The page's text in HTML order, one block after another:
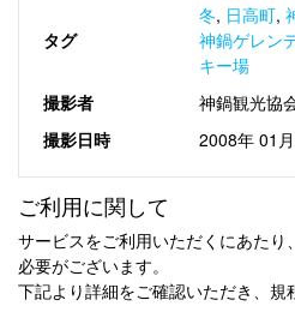
タグ
冬, 日高町,
神鍋ゲレン
キー場
撮影者
神鍋観光協
撮影日時
2008年 01
ご利用に関して
サービスをご利用いただくにあたり
必要がございます。
下記より詳細をご確認いただき、規